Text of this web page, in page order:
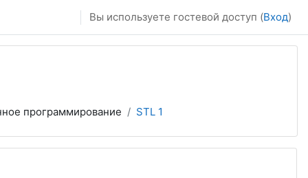
Вы используете гостевой доступ (Вход)
программирование STL 1